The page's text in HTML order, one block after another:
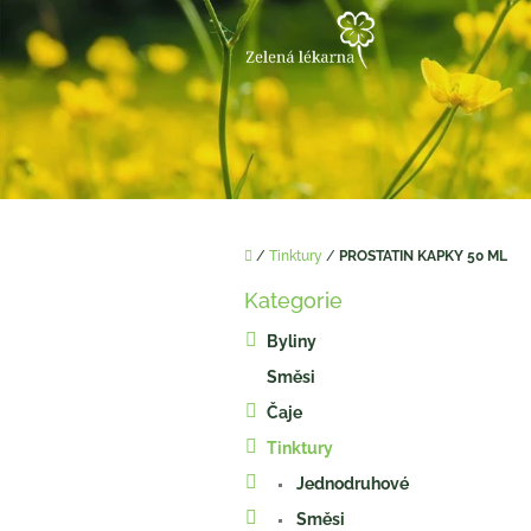
obsah
Domů
/ Tinktury / PROSTATIN KAPKY 50 ML
Přeskočit
Kategorie
Byliny
Směsi
Čaje
Tinktury
Jednodruhové
Směsi